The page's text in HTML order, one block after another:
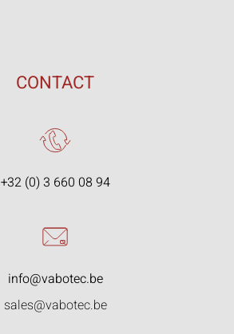
CONTACT
+32 (0) 3 660 08 94
info@vabotec.be
sales@vabotec.be